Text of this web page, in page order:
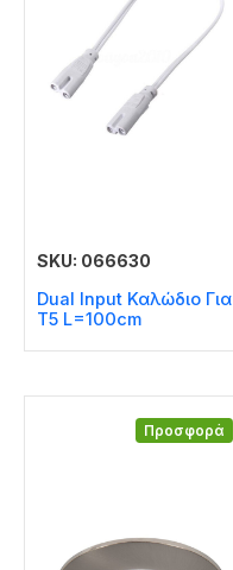
SKU: 066630
Dual Input Καλώδιο Για
T5 L=100cm
Προσφορά